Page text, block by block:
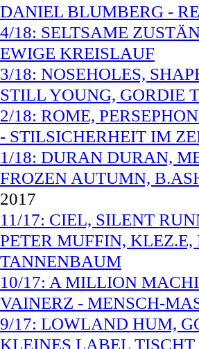
DANIEL BLUMBERG -
4/18: SELTSAME
EWIGE KREISLAUF
3/18: NOSEHOLES,
STILL YOUNG, GORDIE
2/18: ROME,
- STILSICHERHEIT IM
1/18: DURAN DURAN,
FROZEN AUTUMN,
2017
11/17: CIEL, SILENT
PETER MUFFIN,
TANNENBAUM
10/17: A MILLION
VAINERZ - MENSCH-
9/17: LOWLAND HUM,
KLEINES LABEL TISCHT